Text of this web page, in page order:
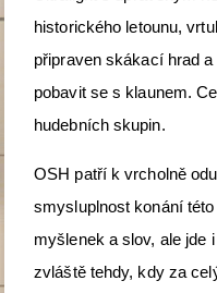
historického letounu,
připraven skákací hrad
pobavit se s klaunem.
hudebních skupin.
OSH patří k vrcholně
smysluplnost konání
myšlenek a slov, ale jde
zvláště tehdy, kdy za